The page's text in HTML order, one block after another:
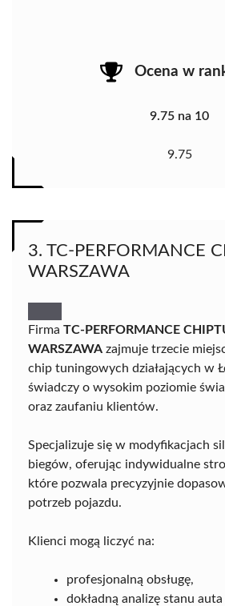
Ocena w
9.75 na 10
9.75
3. TC-PERFORMANCE
WARSZAWA
Firma TC-PERFORMANCE
WARSZAWA zajmuje trzecie
chip tuningowych działających w
świadczy o wysokim poziomie
oraz zaufaniu klientów.
Specjalizuje się w modyfikacjach
biegów, oferując indywidualne
które pozwala precyzyjnie
potrzeb pojazdu.
Klienci mogą liczyć na:
profesjonalną obsługę,
dokładną analizę stanu